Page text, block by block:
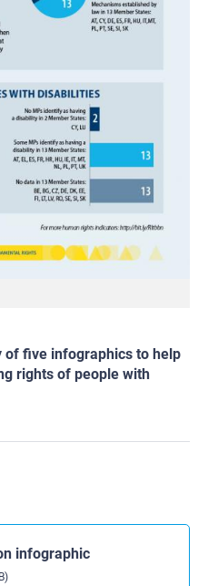
of five infographics to help
rights of people with
infographic